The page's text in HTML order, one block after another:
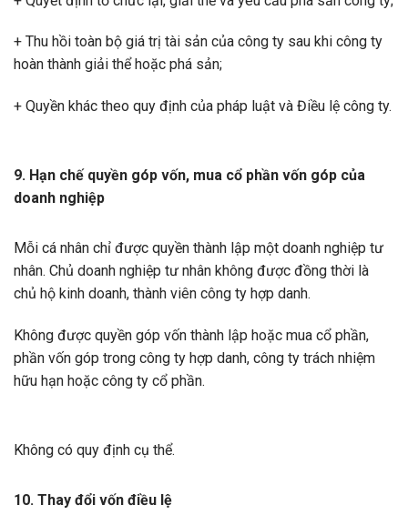
+ Thu hồi toàn bộ giá trị tài sản của công ty sau khi công ty
hoàn thành giải thể hoặc phá sản;
+ Quyền khác theo quy định của pháp luật và Điều lệ công ty.
9. Hạn chế quyền góp vốn, mua cổ phần vốn góp của
doanh nghiệp
Mỗi cá nhân chỉ được quyền thành lập một doanh nghiệp tư
nhân. Chủ doanh nghiệp tư nhân không được đồng thời là
chủ hộ kinh doanh, thành viên công ty hợp danh.
Không được quyền góp vốn thành lập hoặc mua cổ phần,
phần vốn góp trong công ty hợp danh, công ty trách nhiệm
hữu hạn hoặc công ty cổ phần.
Không có quy định cụ thể.
10. Thay đổi vốn điều lệ